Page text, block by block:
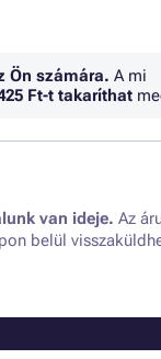
Ön számára. A mi
Ft-t takaríthat
van ideje. Az
belül